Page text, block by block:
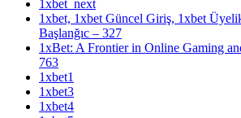
1xbet_next
1xbet, 1xbet Güncel Giriş, 1xbet
Başlanğıc – 327
1xBet: A Frontier in Online Gaming
763
1xbet1
1xbet3
1xbet4